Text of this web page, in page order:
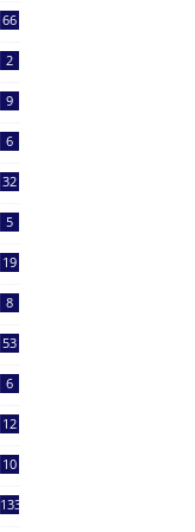
66
2
9
6
32
5
19
8
53
6
12
10
133